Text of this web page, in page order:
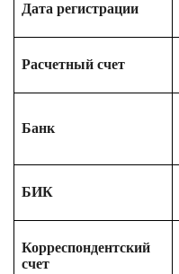
Дата регистрации
Расчетный счет
Банк
БИК
Корреспондентский
счет